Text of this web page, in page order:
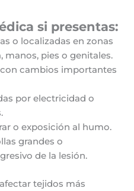
si presentas:
o localizadas en zonas
manos, pies o genitales.
cambios importantes
por electricidad o
o exposición al humo.
grandes o
de la lesión.
tejidos más